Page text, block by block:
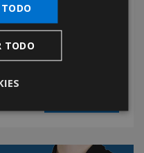
Hazte Distribuidor
Oficial de AFT
Ser distribuidor
TODO